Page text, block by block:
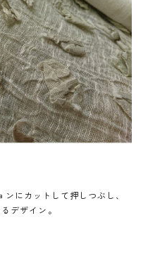
にカットして押しつぶし、
デザイン。